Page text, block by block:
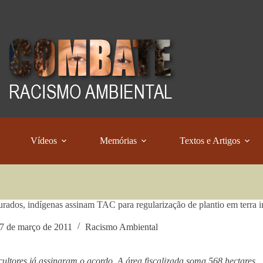
Vídeos Memórias Textos e Artigos
indígenas assinam TAC para regularização de plantio em terra
de março de 2011 Racismo Ambiental
já assinaram o acordo. A área fiscalizada soma 568 hectares